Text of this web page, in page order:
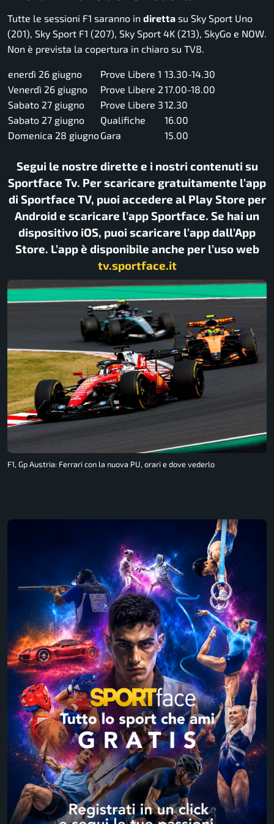
Tutte le sessioni F1 saranno in diretta su Sky Sport Uno
(201), Sky Sport F1 (207), Sky Sport 4K (213), SkyGo e NOW.
Non è prevista la copertura in chiaro su TV8.
enerdì 26 giugno Prove Libere 1 13.30-14.30
Venerdì 26 giugno
Prove Libere 217.00-18.00
Sabato 27 giugno
Prove Libere 312.30
Sabato 27 giugno
Qualifiche
16.00
Domenica 28 giugnoGara 15.00
Segui le nostre dirette e i nostri contenuti su
Sportface Tv. Per scaricare gratuitamente l’app
di Sportface TV, puoi accedere al Play Store per
Android e scaricare l’app Sportface. Se hai un
dispositivo iOS, puoi scaricare l’app dall’App
Store. L’app è disponibile anche per l’uso web
tv.sportface.it
F1, Gp Austria: Ferrari con la nuova PU, orari e dove vederlo